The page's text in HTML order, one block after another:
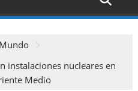
instalaciones nucleares en
Medio